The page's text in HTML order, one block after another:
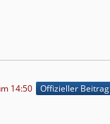
14:50 Offizieller Beitrag